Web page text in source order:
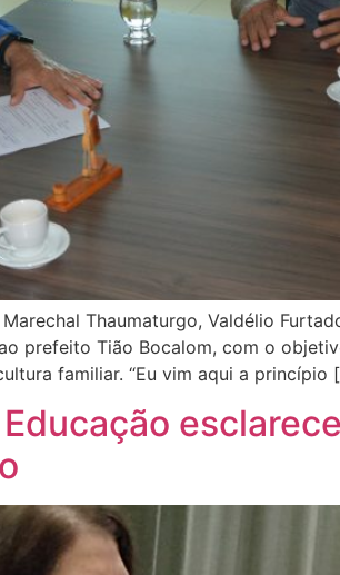
Thaumaturgo, Valdélio
prefeito Tião Bocalom, com o
familiar. “Eu vim aqui a princípio